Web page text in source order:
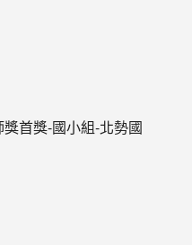
首獎-國小組-北勢國